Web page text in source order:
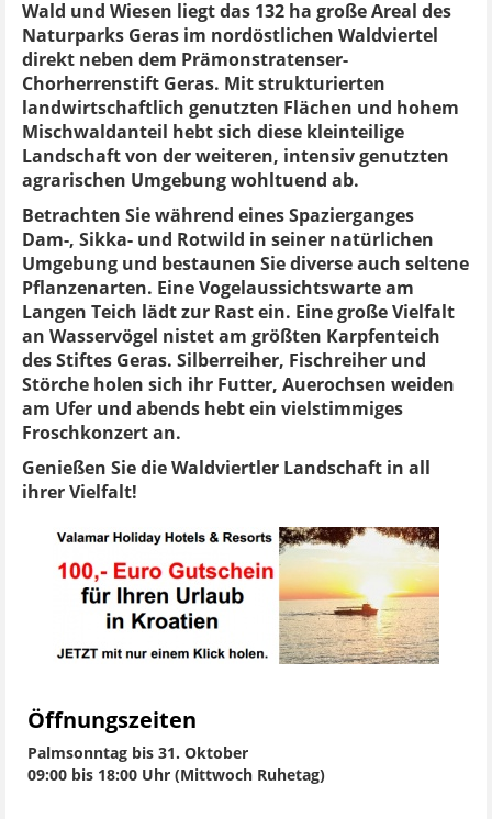
Wald und Wiesen liegt das 132 ha große Areal des
Naturparks Geras im nordöstlichen Waldviertel
direkt neben dem Prämonstratenser-
Chorherrenstift Geras. Mit strukturierten
landwirtschaftlich genutzten Flächen und hohem
Mischwaldanteil hebt sich diese kleinteilige
Landschaft von der weiteren, intensiv genutzten
agrarischen Umgebung wohltuend ab.
Betrachten Sie während eines Spazierganges
Dam-, Sikka- und Rotwild in seiner natürlichen
Umgebung und bestaunen Sie diverse auch seltene
Pflanzenarten. Eine Vogelaussichtswarte am
Langen Teich lädt zur Rast ein. Eine große Vielfalt
an Wasservögel nistet am größten Karpfenteich
des Stiftes Geras. Silberreiher, Fischreiher und
Störche holen sich ihr Futter, Auerochsen weiden
am Ufer und abends hebt ein vielstimmiges
Froschkonzert an.
Genießen Sie die Waldviertler Landschaft in all
ihrer Vielfalt!
Öffnungszeiten
Palmsonntag bis 31. Oktober
09:00 bis 18:00 Uhr (Mittwoch Ruhetag)